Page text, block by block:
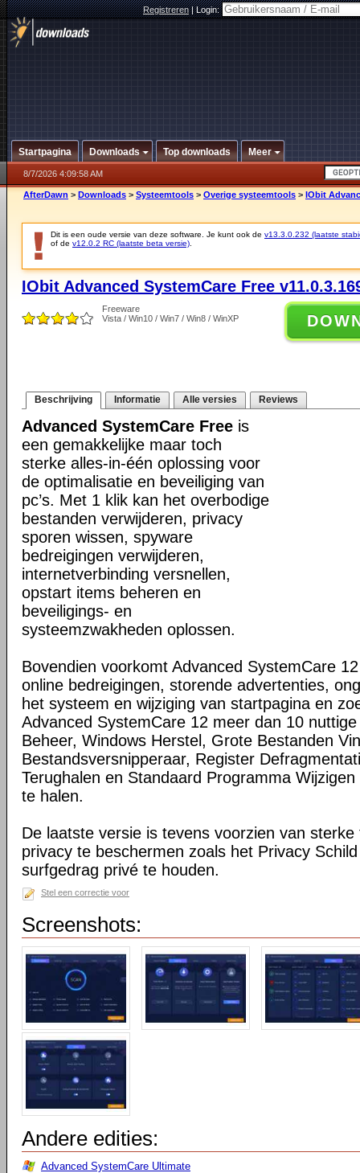
Registreren|Login:
Startpagina Downloads Top downloads Meer
8/7/2026 4:09:58 AM
AfterDawn > Downloads > Systeemtools > Overige systeemtools > IObit
Dit is een oude versie van deze software. Je kunt ook de v13.3.0.232 (laatste
of de v12.0.2 RC (laatste beta versie)
IObit Advanced SystemCare Free
Freeware
Vista / Win10 / Win7 / Win8 / WinXP
Beschrijving Informatie Alle versies Reviews
Advanced SystemCare Free is
een gemakkelijke maar toch
sterke alles-in-één oplossing voor
de optimalisatie en beveiliging van
pc’s. Met 1 klik kan het overbodige
bestanden verwijderen, privacy
sporen wissen, spyware
bedreigingen verwijderen,
internetverbinding versnellen,
opstart items beheren en
beveiligings- en
systeemzwakheden oplossen.
Bovendien voorkomt Advanced SystemCare
online bedreigingen, storende advertenties,
het systeem en wijziging van startpagina en
Advanced SystemCare 12 meer dan 10
Beheer, Windows Herstel, Grote Bestanden
Bestandsversnipperaar, Register
Terughalen en Standaard Programma
te halen.
De laatste versie is tevens voorzien van
privacy te beschermen zoals het Privacy
surfgedrag privé te houden.
Stel een correctie voor
Screenshots:
Andere edities:
Advanced SystemCare Ultimate